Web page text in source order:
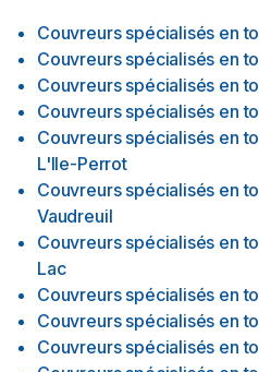
Couvreurs spécialisés en
Couvreurs spécialisés en
Couvreurs spécialisés en
Couvreurs spécialisés en
Couvreurs spécialisés en
L'Ile-Perrot
Couvreurs spécialisés en
Vaudreuil
Couvreurs spécialisés en
Lac
Couvreurs spécialisés en
Couvreurs spécialisés en
Couvreurs spécialisés en